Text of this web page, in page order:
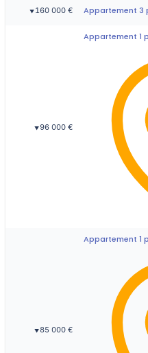
▼ 160 000 € Appartement 3
▼96 000 €
Appartement 1
▼85 000 €
Appartement 1